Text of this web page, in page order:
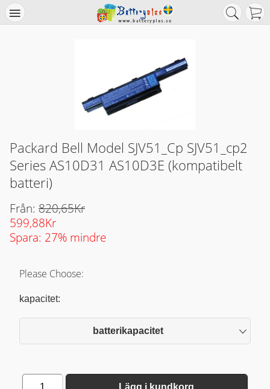
Packard Bell Model SJV51_Cp SJV51_cp2
Series AS10D31 AS10D3E (kompatibelt
batteri)
Från: 820,65Kr
599,88Kr
Spara: 27% mindre
Please Choose:
kapacitet:
batterikapacitet